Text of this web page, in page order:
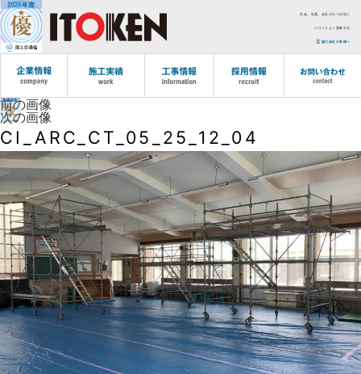
社会、社員、会社の三つの社に
バランスよく貢献する
協力会社の皆様へ
前の画像
次の画像
CI_ARC_CT_05_25_12_04